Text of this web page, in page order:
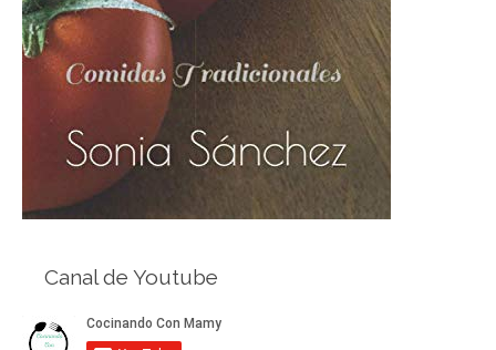
Canal de Youtube